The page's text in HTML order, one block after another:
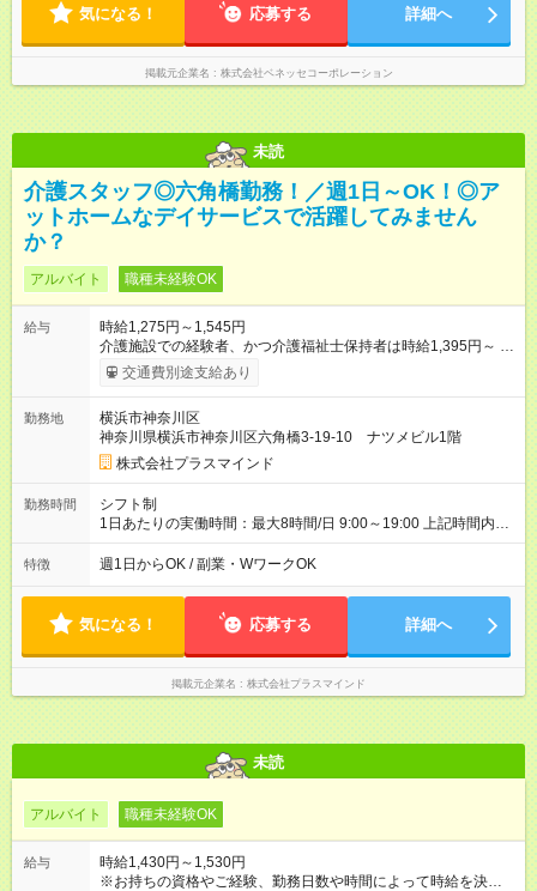
成等1時間) ※勤務時間が8:30～の場合、朝8時半から学校で就業
OK！
気になる！ 応募する 詳細へ
掲載元企業名 株式会社ベネッセコーポレーション
未読
介護スタッフ◎六角橋勤務！／週1日～OK！◎ア
ットホームなデイサービスで活躍してみません
か？
アルバイト 職種未経験OK
給与
時給1,275円～1,545円
介護施設での経験者、かつ介護福祉士保持者は時給1,395円～ 介
護施設での経験者、かつ介護職員初任者研修保持者は時給1,325
円～ 未経験者は時給1,275円～ 土日勤務の場合、時給+100円 送
交通費別途支給あり
勤務地
横浜市神奈川区
神奈川県横浜市神奈川区六角橋3-19-10 ナツメビル1階
株式会社プラスマインド
勤務時間
シフト制
1日あたりの実働時間：最大8時間/日 9:00～19:00 上記時間内で
実働時間は8時間 ※9:00～14:00、14:00～18:00など半日勤務相
談ください。
特徴 週1日からOK / 副業・WワークOK
気になる！ 応募する 詳細へ
掲載元企業名 株式会社プラスマインド
未読
アルバイト 職種未経験OK
給与
時給1,430円～1,530円
※お持ちの資格やご経験、勤務日数や時間によって時給を決定い